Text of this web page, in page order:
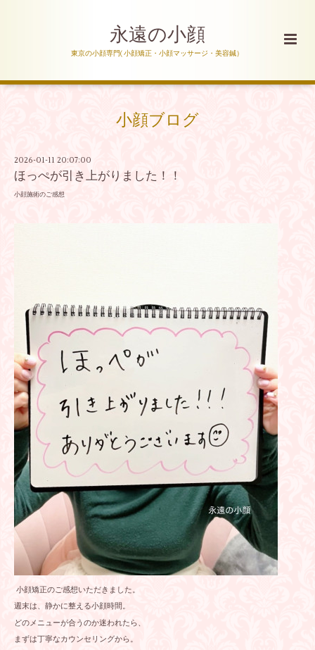
永遠の小顔
東京の小顔専門( 小顔矯正・小顔マッサージ・美容鍼）
小顔ブログ
2026-01-11 20:07:00
ほっぺが引き上がりました！！
小顔施術のご感想
小顔矯正のご感想いただきました。
週末は、静かに整える小顔時間。
どのメニューが合うのか迷われたら、
まずは丁寧なカウンセリングから。